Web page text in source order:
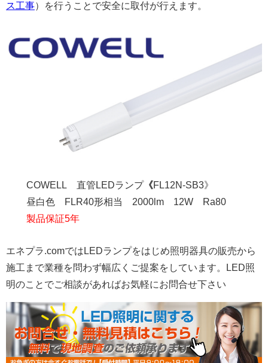
ス工事）を行うことで安全に取付が行えます。
COWELL 直管LEDランプ《FL12N-SB3》
昼白色 FLR40形相当 2000lm 12W Ra80
製品保証5年
エネプラ.comではLEDランプをはじめ照明器具の販売から
施工まで業種を問わず幅広くご提案をしています。LED照
明のことでご相談があればお気軽にお問合せ下さい